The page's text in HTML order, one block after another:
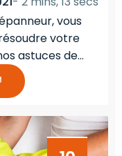
vous
votre
astuces de…